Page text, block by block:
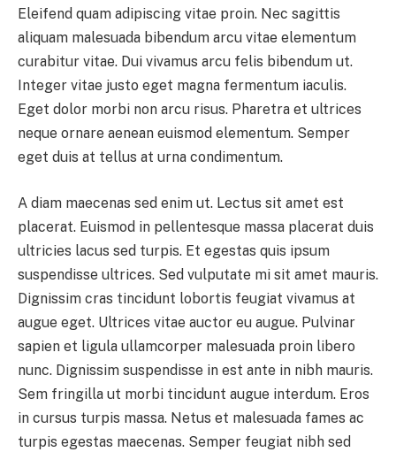
Eleifend quam adipiscing vitae proin. Nec sagittis
aliquam malesuada bibendum arcu vitae elementum
curabitur vitae. Dui vivamus arcu felis bibendum ut.
Integer vitae justo eget magna fermentum iaculis.
Eget dolor morbi non arcu risus. Pharetra et ultrices
neque ornare aenean euismod elementum. Semper
eget duis at tellus at urna condimentum.
A diam maecenas sed enim ut. Lectus sit amet est
placerat. Euismod in pellentesque massa placerat duis
ultricies lacus sed turpis. Et egestas quis ipsum
suspendisse ultrices. Sed vulputate mi sit amet mauris.
Dignissim cras tincidunt lobortis feugiat vivamus at
augue eget. Ultrices vitae auctor eu augue. Pulvinar
sapien et ligula ullamcorper malesuada proin libero
nunc. Dignissim suspendisse in est ante in nibh mauris.
Sem fringilla ut morbi tincidunt augue interdum. Eros
in cursus turpis massa. Netus et malesuada fames ac
turpis egestas maecenas. Semper feugiat nibh sed